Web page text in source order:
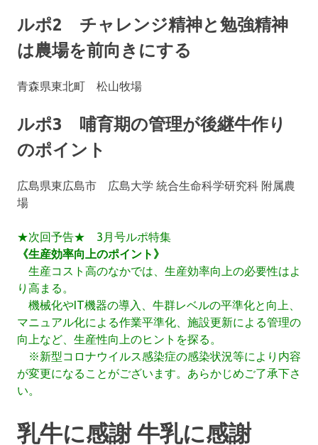
ルポ2 チャレンジ精神と勉強精神
は農場を前向きにする
青森県東北町 松山牧場
ルポ3 哺育期の管理が後継牛作り
のポイント
広島県東広島市 広島大学 統合生命科学研究科 附属農
場
★次回予告★ 3月号ルポ特集
《生産効率向上のポイント》
生産コスト高のなかでは、生産効率向上の必要性はよ
り高まる。
機械化やIT機器の導入、牛群レベルの平準化と向上、
マニュアル化による作業平準化、施設更新による管理の
向上など、生産性向上のヒントを探る。
※新型コロナウイルス感染症の感染状況等により内容
が変更になることがございます。あらかじめご了承下さ
い。
乳牛に感謝 牛乳に感謝